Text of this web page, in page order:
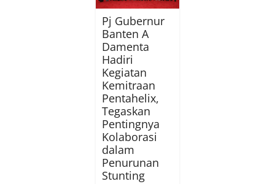
Pj Gubernur
Banten A
Damenta
Hadiri
Kegiatan
Kemitraan
Pentahelix,
Tegaskan
Pentingnya
Kolaborasi
dalam
Penurunan
Stunting